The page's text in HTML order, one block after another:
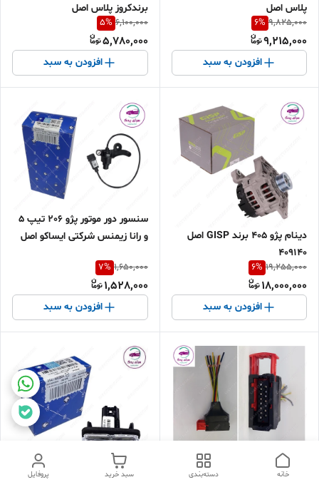
پلاس اصل
9,825,000
6%
9,215,000
افزودن به سبد
برندکروز پلاس اصل
6,100,000
5%
5,780,000
افزودن به سبد
دینام پژو ۴۰۵ برند GISP اصل
۴۰۹۱۴۰
19,255,000
6%
18,000,000
افزودن به سبد
سنسور دور موتور پژو 206 تیپ 5
و رانا زیمنس شرکتی ایساکو اصل
1,650,000
7%
1,528,000
افزودن به سبد
سوکت رله دوبل پژو 405 ، پارس و
سمند شرکتی
پروفایل سبد خرید دسته‌بندی خانه